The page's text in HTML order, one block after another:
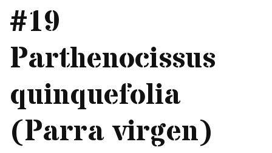
#19
Parthenocissus
quinquefolia
(Parra virgen)